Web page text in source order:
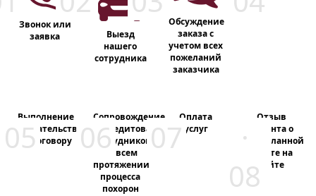
Звонок или
заявка
Выезд
нашего
сотрудника
Обсуждение
заказа с
учетом всех
пожеланий
заказчика
Выполнение
обязательств
по договору
Сопровождение
аккредитованным
сотрудником
на всем
протяжении
процесса
похорон
Оплата
услуг
Отзыв
клиента о
проделанной
работе на
сайте